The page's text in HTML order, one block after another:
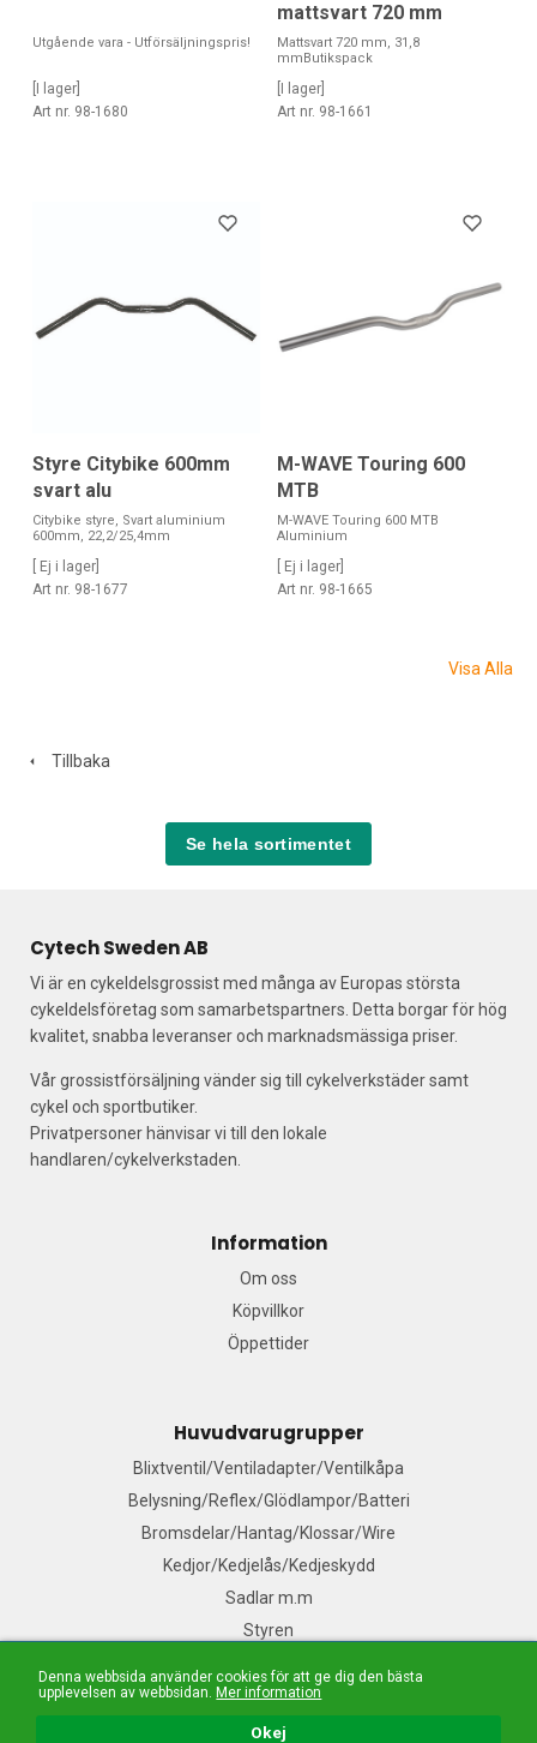
Okej
Denna webbsida använder cookies för att ge dig den bästa
upplevelsen av webbsidan.Mer information
Utgående vara - Utförsäljningspris!
[I lager]
Art nr. 98-1680
mattsvart 720 mm
Mattsvart 720 mm, 31,8
mmButikspack
[I lager]
Art nr. 98-1661
Styre Citybike 600mm
svart alu
Citybike styre, Svart aluminium
600mm, 22,2/25,4mm
[ Ej i lager]
Art nr. 98-1677
M-WAVE Touring 600
MTB
M-WAVE Touring 600 MTB
Aluminium
[ Ej i lager]
Art nr. 98-1665
Visa Alla
Tillbaka
Se hela sortimentet
Cytech Sweden AB
Vi är en cykeldelsgrossist med många av Europas största
cykeldelsföretag som samarbetspartners. Detta borgar för hög
kvalitet, snabba leveranser och marknadsmässiga priser.
Vår grossistförsäljning vänder sig till cykelverkstäder samt
cykel och sportbutiker.
Privatpersoner hänvisar vi till den lokale
handlaren/cykelverkstaden.
Information
Om oss
Köpvillkor
Öppettider
Huvudvarugrupper
Blixtventil/Ventiladapter/Ventilkåpa
Belysning/Reflex/Glödlampor/Batteri
Bromsdelar/Hantag/Klossar/Wire
Kedjor/Kedjelås/Kedjeskydd
Sadlar m.m
Styren
Mail:
| Tel: 076-140 91 99| E-handelslösning från
Nordisk E-handel